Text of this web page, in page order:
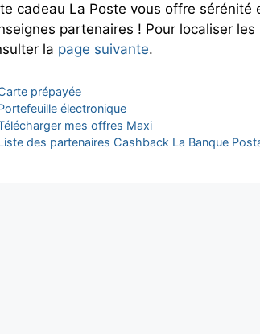
cadeau La Poste vous offre sérénité
partenaires ! Pour localiser
la page suivante.
prépayée
électronique
mes offres Maxi
des partenaires Cashback La Banque